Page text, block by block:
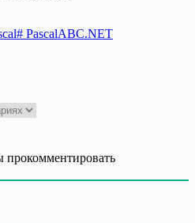
# PascalABC.NET
прокомментировать